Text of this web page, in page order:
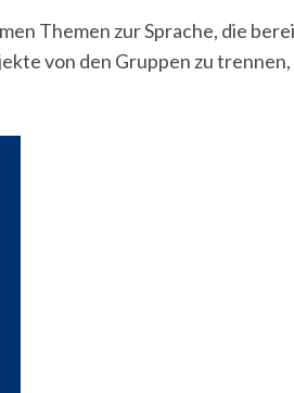
vom
11.7.2022
Themen zur Sprache, die
von den Gruppen zu